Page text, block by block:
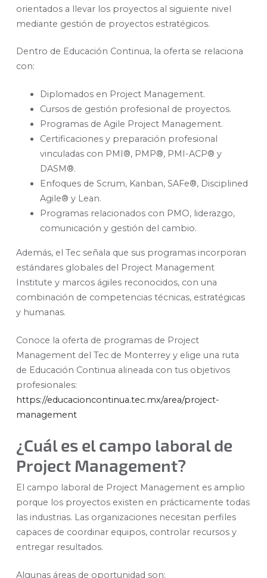
orientados a llevar los proyectos al siguiente nivel
mediante gestión de proyectos estratégicos.
Dentro de Educación Continua, la oferta se relaciona
con:
Diplomados en Project Management.
Cursos de gestión profesional de proyectos.
Programas de Agile Project Management.
Certificaciones y preparación profesional
vinculadas con PMI®, PMP®, PMI-ACP® y
DASM®.
Enfoques de Scrum, Kanban, SAFe®, Disciplined
Agile® y Lean.
Programas relacionados con PMO, liderazgo,
comunicación y gestión del cambio.
Además, el Tec señala que sus programas incorporan
estándares globales del Project Management
Institute y marcos ágiles reconocidos, con una
combinación de competencias técnicas, estratégicas
y humanas.
Conoce la oferta de programas de Project
Management del Tec de Monterrey y elige una ruta
de Educación Continua alineada con tus objetivos
profesionales:
https://educacioncontinua.tec.mx/area/project-
management
¿Cuál es el campo laboral de
Project Management?
El campo laboral de Project Management es amplio
porque los proyectos existen en prácticamente todas
las industrias. Las organizaciones necesitan perfiles
capaces de coordinar equipos, controlar recursos y
entregar resultados.
Algunas áreas de oportunidad son: